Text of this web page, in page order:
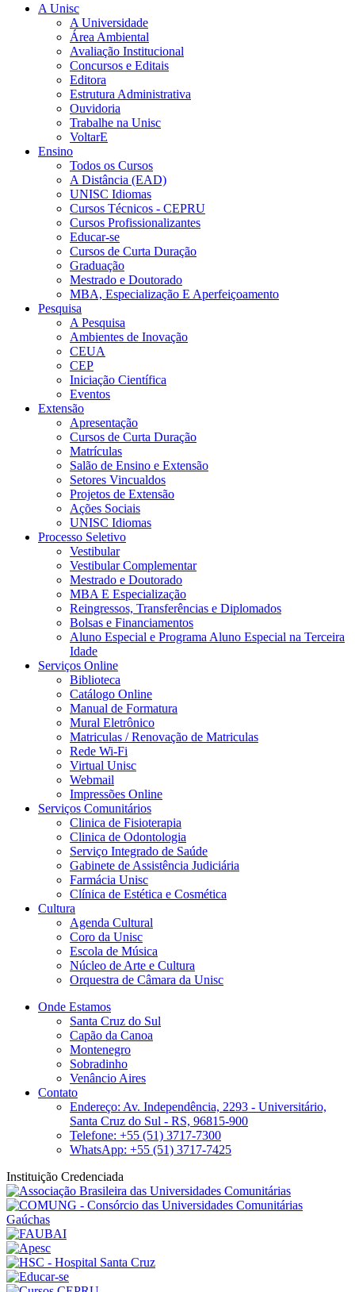
A Unisc
A Universidade
Área Ambiental
Avaliação Institucional
Concursos e Editais
Editora
Estrutura Administrativa
Ouvidoria
Trabalhe na Unisc
VoltarE
Ensino
Todos os Cursos
A Distância (EAD)
UNISC Idiomas
Cursos Técnicos - CEPRU
Cursos Profissionalizantes
Educar-se
Cursos de Curta Duração
Graduação
Mestrado e Doutorado
MBA, Especialização E Aperfeiçoamento
Pesquisa
A Pesquisa
Ambientes de Inovação
CEUA
CEP
Iniciação Científica
Eventos
Extensão
Apresentação
Cursos de Curta Duração
Matrículas
Salão de Ensino e Extensão
Setores Vincualdos
Projetos de Extensão
Ações Sociais
UNISC Idiomas
Processo Seletivo
Vestibular
Vestibular Complementar
Mestrado e Doutorado
MBA E Especialização
Reingressos, Transferências e Diplomados
Bolsas e Financiamentos
Aluno Especial e Programa Aluno Especial na Terceira
Idade
Serviços Online
Biblioteca
Catálogo Online
Manual de Formatura
Mural Eletrônico
Matriculas / Renovação de Matriculas
Rede Wi-Fi
Virtual Unisc
Webmail
Impressões Online
Serviços Comunitários
Clinica de Fisioterapia
Clinica de Odontologia
Serviço Integrado de Saúde
Gabinete de Assistência Judiciária
Farmácia Unisc
Clínica de Estética e Cosmética
Cultura
Agenda Cultural
Coro da Unisc
Escola de Música
Núcleo de Arte e Cultura
Orquestra de Câmara da Unisc
Onde Estamos
Santa Cruz do Sul
Capão da Canoa
Montenegro
Sobradinho
Venâncio Aires
Contato
Endereço: Av. Independência, 2293 - Universitário,
Santa Cruz do Sul - RS, 96815-900
Telefone: +55 (51) 3717-7300
WhatsApp: +55 (51) 3717-7425
Instituição Credenciada